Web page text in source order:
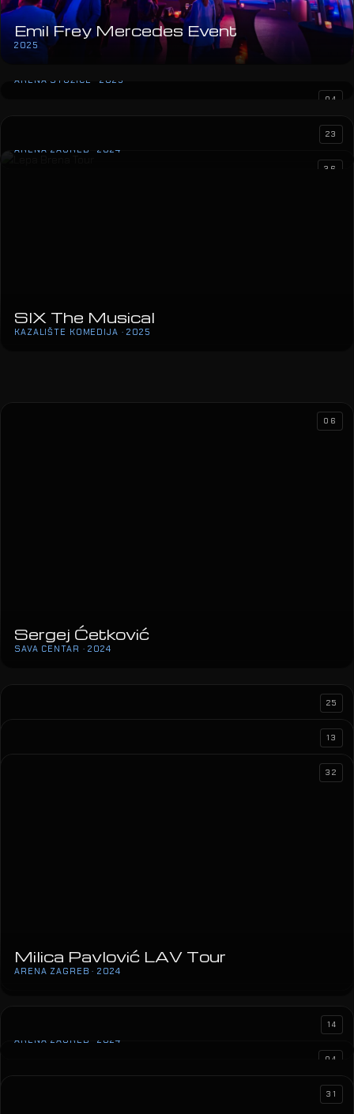
Emil Frey Mercedes Event
2025
ARENA STOŽICE · 2025
04
SIX The Musical
KAZALIŠTE KOMEDIJA · 2025
23
36
06
25
Peugeot Night of Allure
MEC · 2024
13
Milica Pavlović LAV Tour
ARENA ZAGREB · 2024
32
14
ARENA ZAGREB · 2024
04
31